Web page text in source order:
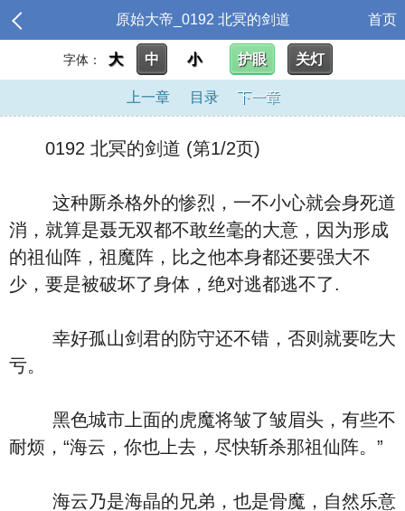
原始大帝_0192 北冥的剑道 首页
字体： 大 中 小 护眼 关灯
上一章 目录 下一章
0192 北冥的剑道 (第1/2页)
这种厮杀格外的惨烈，一不小心就会身死道
消，就算是聂无双都不敢丝毫的大意，因为形成
的祖仙阵，祖魔阵，比之他本身都还要强大不
少，要是被破坏了身体，绝对逃都逃不了.
幸好孤山剑君的防守还不错，否则就要吃大
亏。
黑色城市上面的虎魔将皱了皱眉头，有些不
耐烦，“海云，你也上去，尽快斩杀那祖仙阵。”
海云乃是海晶的兄弟，也是骨魔，自然乐意